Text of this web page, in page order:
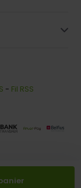
- Fil RSS